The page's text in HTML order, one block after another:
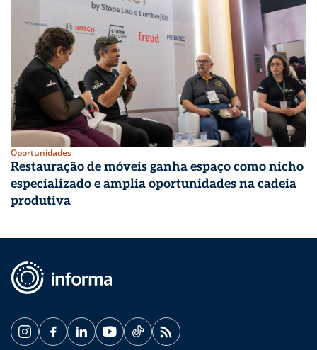
Oportunidades
Restauração de móveis ganha espaço como nicho
especializado e amplia oportunidades na cadeia
produtiva